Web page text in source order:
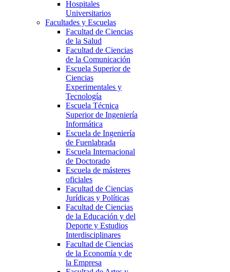
Hospitales
Universitarios
Facultades y Escuelas
Facultad de Ciencias
de la Salud
Facultad de Ciencias
de la Comunicación
Escuela Superior de
Ciencias
Experimentales y
Tecnología
Escuela Técnica
Superior de Ingeniería
Informática
Escuela de Ingeniería
de Fuenlabrada
Escuela Internacional
de Doctorado
Escuela de másteres
oficiales
Facultad de Ciencias
Jurídicas y Políticas
Facultad de Ciencias
de la Educación y del
Deporte y Estudios
Interdisciplinares
Facultad de Ciencias
de la Economía y de
la Empresa